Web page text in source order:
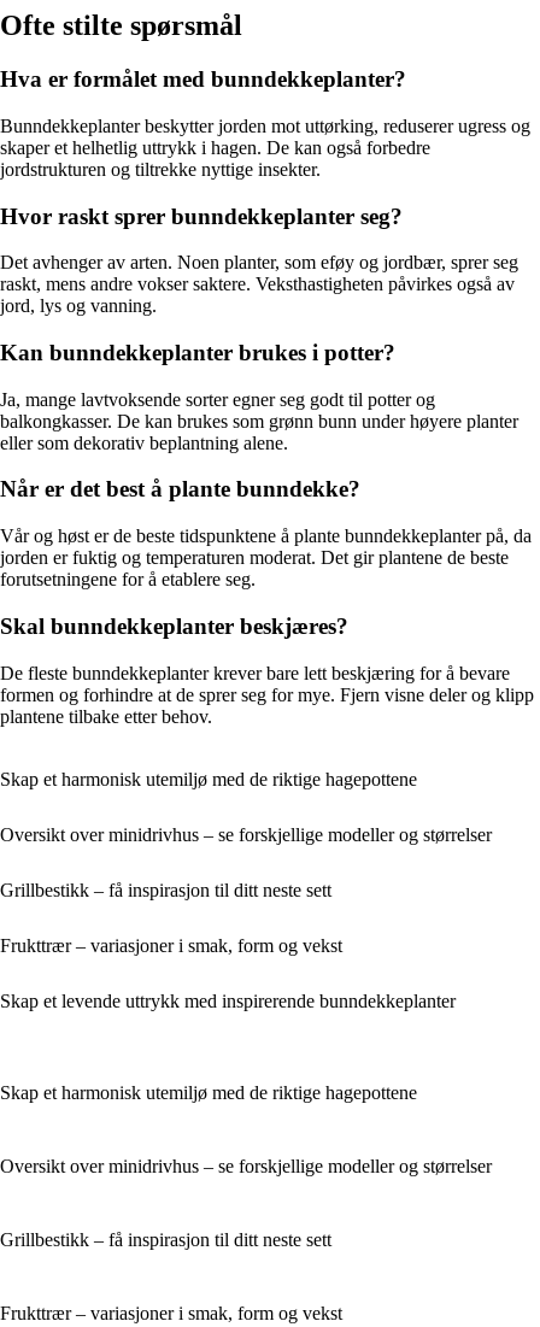
Ofte stilte spørsmål
Hva er formålet med bunndekkeplanter?
Bunndekkeplanter beskytter jorden mot uttørking, reduserer ugress og
skaper et helhetlig uttrykk i hagen. De kan også forbedre
jordstrukturen og tiltrekke nyttige insekter.
Hvor raskt sprer bunndekkeplanter seg?
Det avhenger av arten. Noen planter, som eføy og jordbær, sprer seg
raskt, mens andre vokser saktere. Veksthastigheten påvirkes også av
jord, lys og vanning.
Kan bunndekkeplanter brukes i potter?
Ja, mange lavtvoksende sorter egner seg godt til potter og
balkongkasser. De kan brukes som grønn bunn under høyere planter
eller som dekorativ beplantning alene.
Når er det best å plante bunndekke?
Vår og høst er de beste tidspunktene å plante bunndekkeplanter på, da
jorden er fuktig og temperaturen moderat. Det gir plantene de beste
forutsetningene for å etablere seg.
Skal bunndekkeplanter beskjæres?
De fleste bunndekkeplanter krever bare lett beskjæring for å bevare
formen og forhindre at de sprer seg for mye. Fjern visne deler og klipp
plantene tilbake etter behov.
Skap et harmonisk utemiljø med de riktige hagepottene
Oversikt over minidrivhus – se forskjellige modeller og størrelser
Grillbestikk – få inspirasjon til ditt neste sett
Frukttrær – variasjoner i smak, form og vekst
Skap et levende uttrykk med inspirerende bunndekkeplanter
Skap et harmonisk utemiljø med de riktige hagepottene
Oversikt over minidrivhus – se forskjellige modeller og størrelser
Grillbestikk – få inspirasjon til ditt neste sett
Frukttrær – variasjoner i smak, form og vekst